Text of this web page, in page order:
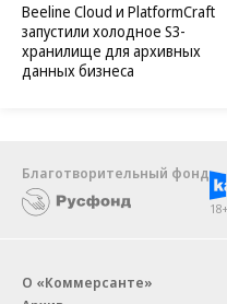
Beeline Cloud и PlatformCraft
запустили холодное S3-
хранилище для архивных
данных бизнеса
Благотворительный фонд
О «Коммерсанте»